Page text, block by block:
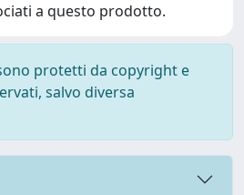
a questo prodotto.
protetti da copyright e
salvo diversa